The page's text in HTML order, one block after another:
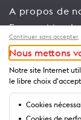
A propos de
Espace
Emploi
Conditions
d’utilisation
Politique de
confidentialité
Continuer sans accepter
Nous mettons
Notre site Internet
le libre choix
Cookies